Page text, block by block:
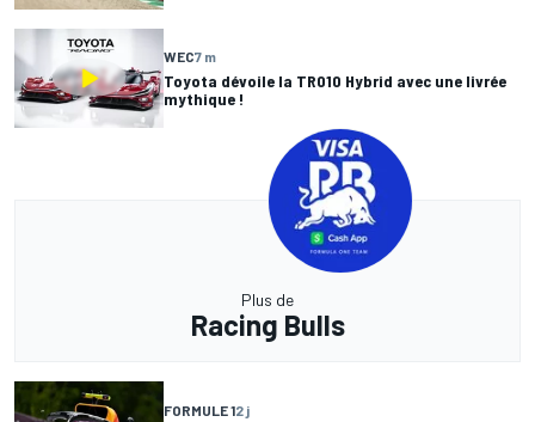
WEC7 m
Toyota dévoile la TR010 Hybrid avec une livrée
mythique !
Plus de
Racing Bulls
FORMULE 12 j